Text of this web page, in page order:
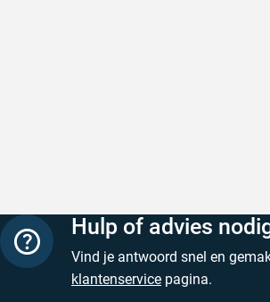
Hulp of advies
Vind je antwoord snel en
klantenservice pagina.